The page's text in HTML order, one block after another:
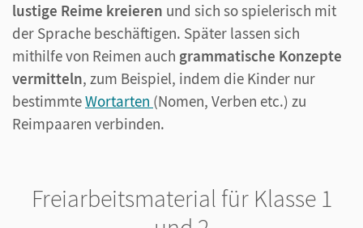
lustige Reime kreieren und sich so spielerisch mit
der Sprache beschäftigen. Später lassen sich
mithilfe von Reimen auch grammatische Konzepte
vermitteln, zum Beispiel, indem die Kinder nur
bestimmteWortarten (Nomen, Verben etc.) zu
Reimpaaren verbinden.
Freiarbeitsmaterial für Klasse 1